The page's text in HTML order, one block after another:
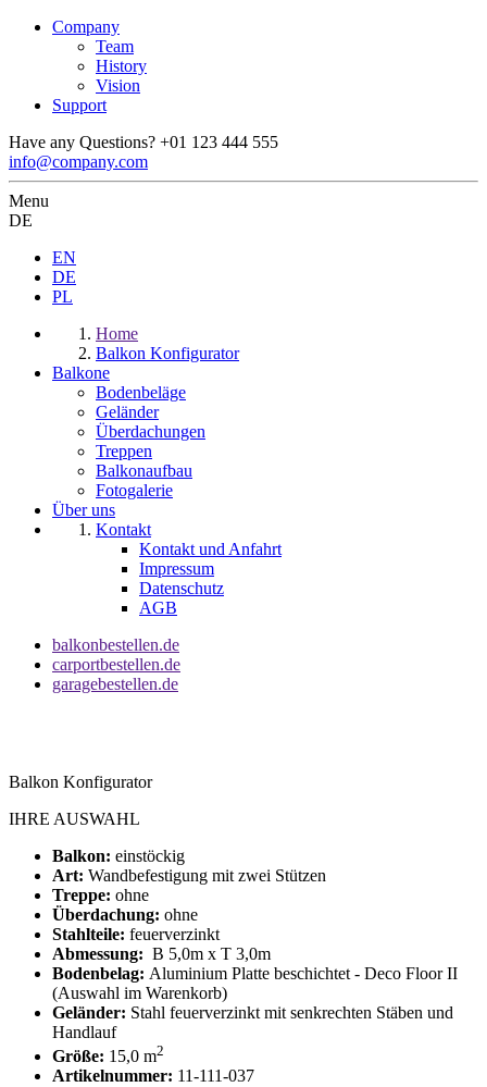
Company
Team
History
Vision
Support
Have any Questions? +01 123 444 555
info@company.com
Menu
DE
EN
DE
PL
Home
Balkon Konfigurator
Balkone
Bodenbeläge
Geländer
Überdachungen
Treppen
Balkonaufbau
Fotogalerie
Über uns
Kontakt
Kontakt und Anfahrt
Impressum
Datenschutz
AGB
balkonbestellen.de
carportbestellen.de
garagebestellen.de
Balkon Konfigurator
IHRE AUSWAHL
Balkon: einstöckig
Art: Wandbefestigung mit zwei Stützen
Treppe: ohne
Überdachung: ohne
Stahlteile: feuerverzinkt
Abmessung: B 5,0m x T 3,0m
Bodenbelag: Aluminium Platte beschichtet - Deco Floor II
(Auswahl im Warenkorb)
Geländer: Stahl feuerverzinkt mit senkrechten Stäben und
Handlauf
Größe: 15,0 m2
Artikelnummer: 11-111-037